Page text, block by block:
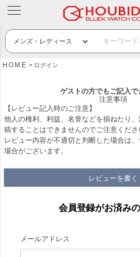
HOME ログイン
ゲストの方でもご記入で
注意事項
【レビュー記入時のご注意】
他人の権利、利益、名誉などを損ねたり
稿することはできませんのでご注意くださ
レビュー内容が不適切と判断した場合は
場合がございます。
レビューを書く
会員登録がお済み
メールアドレス